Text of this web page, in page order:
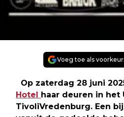
Voeg toe als
Op zaterdag 28 juni
Hotel haar deuren in het
TivoliVredenburg. Een